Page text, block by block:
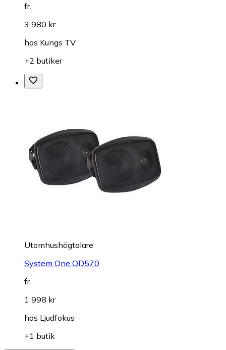
fr.
3 980 kr
hos Kungs TV
+2 butiker
Utomhushögtalare
System One OD570
fr.
1 998 kr
hos Ljudfokus
+1 butik